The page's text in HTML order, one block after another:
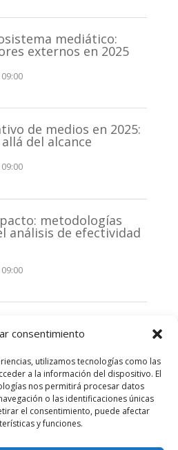
consentimiento
utilizamos tecnologías como las
a la información del dispositivo. El
nos permitirá procesar datos
o las identificaciones únicas
el consentimiento, puede afectar
y funciones.
mediático:
externos en 2025
de medios en 2025:
del alcance
metodologías
análisis de efectividad
La clave de la
recientes